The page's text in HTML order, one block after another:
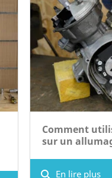
Comment
sur un
En lire plus